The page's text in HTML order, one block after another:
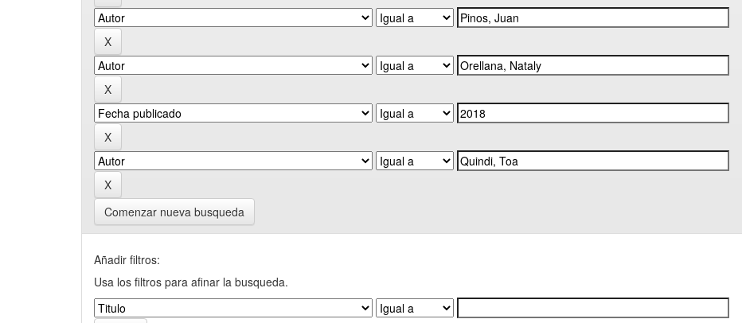
Comenzar nueva busqueda
Añadir filtros:
Usa los filtros para afinar la busqueda.